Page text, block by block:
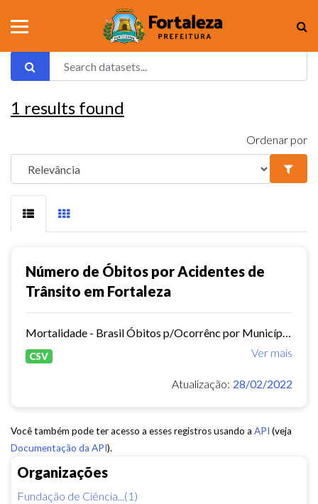
Organizações
Fundação de Ciência...(1)
1 results found
Ordenar por
Número de Óbitos por Acidentes de
Trânsito em Fortaleza
Ver mais
CSV
Atualização: 28/02/2022
Você também pode ter acesso a esses registros usando a API (veja
Documentação da API).